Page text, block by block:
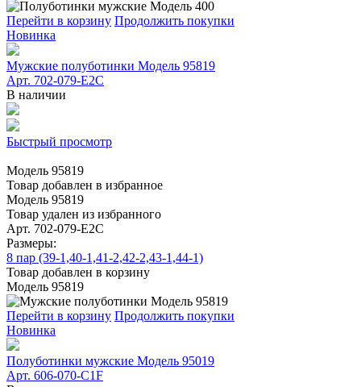
Перейти в корзину Продолжить покупки
Новинка
Мужские полуботинки Модель 95819
Арт. 702-079-E2C
В наличии
Быстрый просмотр
Модель 95819
Товар добавлен в избранное
Модель 95819
Товар удален из избранного
Арт. 702-079-E2C
Размеры:
8 пар (39-1,40-1,41-2,42-2,43-1,44-1)
Товар добавлен в корзину
Модель 95819
Перейти в корзину Продолжить покупки
Новинка
Полуботинки мужские Модель 95019
Арт. 606-070-C1F